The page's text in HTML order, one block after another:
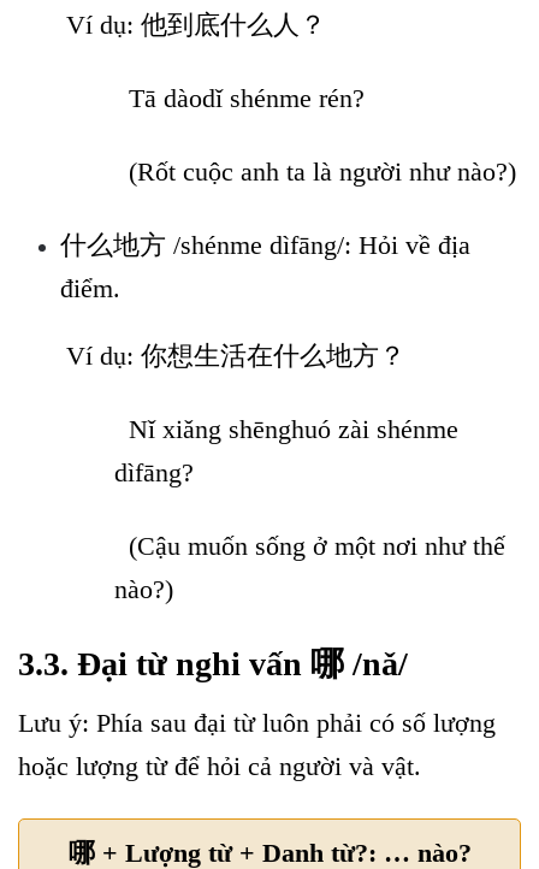
Ví dụ: 他到底什么人？
Tā dàodǐ shénme rén?
(Rốt cuộc anh ta là người như nào?)
什么地方 /shénme dìfāng/: Hỏi về địa
điểm.
Ví dụ: 你想生活在什么地方？
Nǐ xiǎng shēnghuó zài shénme
dìfāng?
(Cậu muốn sống ở một nơi như thế
nào?)
3.3. Đại từ nghi vấn 哪 /nǎ/
Lưu ý: Phía sau đại từ luôn phải có số lượng
hoặc lượng từ để hỏi cả người và vật.
哪 + Lượng từ + Danh từ?: … nào?